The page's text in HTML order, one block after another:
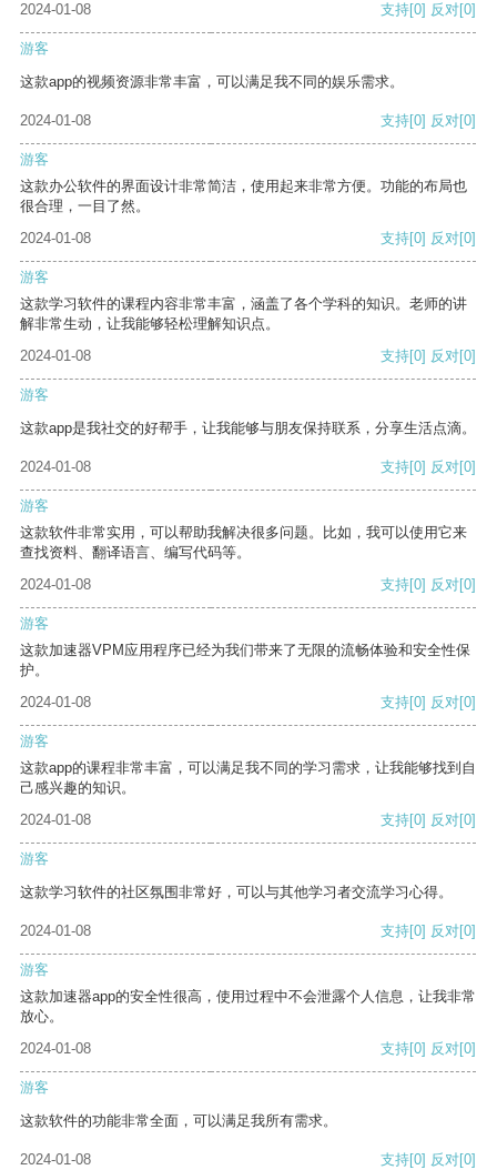
2024-01-08 支持[0] 反对[0]
游客
这款app的视频资源非常丰富，可以满足我不同的娱乐需求。
2024-01-08 支持[0] 反对[0]
游客
这款办公软件的界面设计非常简洁，使用起来非常方便。功能的布局也
很合理，一目了然。
2024-01-08
支持[0] 反对[0]
游客
这款学习软件的课程内容非常丰富，涵盖了各个学科的知识。老师的讲
解非常生动，让我能够轻松理解知识点。
2024-01-08
支持[0] 反对[0]
游客
这款app是我社交的好帮手，让我能够与朋友保持联系，分享生活点滴。
2024-01-08 支持[0] 反对[0]
游客
这款软件非常实用，可以帮助我解决很多问题。比如，我可以使用它来
查找资料、翻译语言、编写代码等。
2024-01-08
支持[0] 反对[0]
游客
这款加速器VPM应用程序已经为我们带来了无限的流畅体验和安全性保
护。
2024-01-08
支持[0] 反对[0]
游客
这款app的课程非常丰富，可以满足我不同的学习需求，让我能够找到自
己感兴趣的知识。
2024-01-08
支持[0] 反对[0]
游客
这款学习软件的社区氛围非常好，可以与其他学习者交流学习心得。
2024-01-08 支持[0] 反对[0]
游客
这款加速器app的安全性很高，使用过程中不会泄露个人信息，让我非常
放心。
2024-01-08
支持[0] 反对[0]
游客
这款软件的功能非常全面，可以满足我所有需求。
2024-01-08 支持[0] 反对[0]